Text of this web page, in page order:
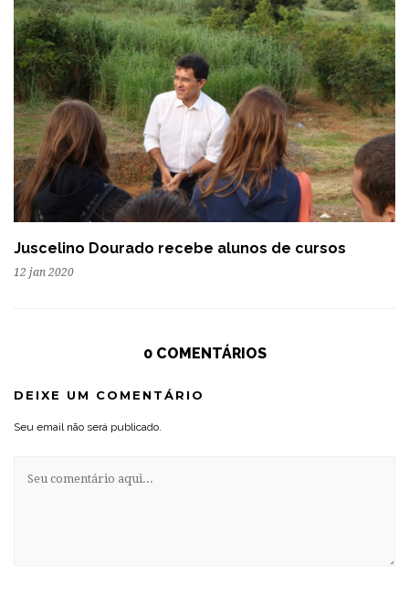
Juscelino Dourado recebe alunos de cursos
12 jan 2020
0 COMENTÁRIOS
DEIXE UM COMENTÁRIO
Seu email não será publicado.